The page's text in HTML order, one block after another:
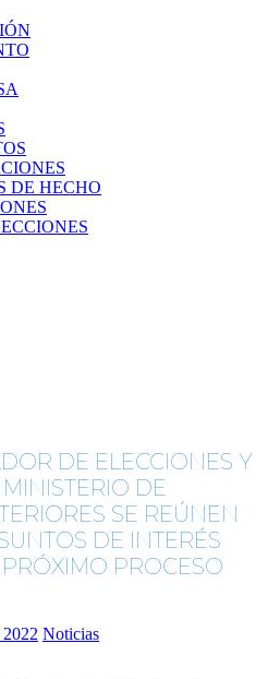
DE HECHO
DE ELECCIONES Y
DE
SE REÚNEN
DE INTERÉS
PROCESO
Noticias